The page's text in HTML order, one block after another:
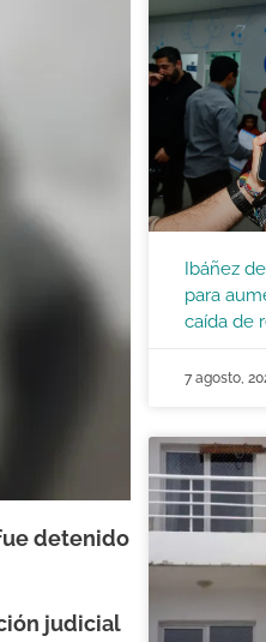
detenido
judicial
Ibáñez
para
caída de
7 agosto,